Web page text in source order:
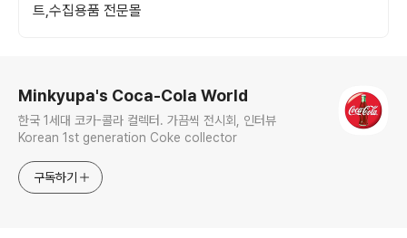
트,수집용품 전문몰
Minkyupa's Coca-Cola World
한국 1세대 코카-콜라 컬렉터. 가끔씩 전시회, 인터뷰
Korean 1st generation Coke collector
구독하기